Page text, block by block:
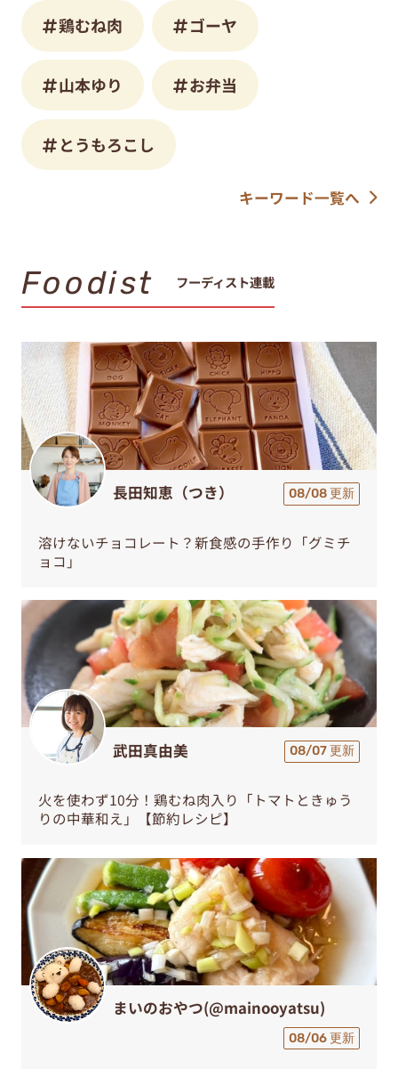
鶏むね肉 ゴーヤ
山本ゆり お弁当
とうもろこし
キーワード一覧へ
Foodist フーディスト連載
長田知恵（つき） 08/08 更新
溶けないチョコレート？新食感の手作り「グミチ
ョコ」
武田真由美 08/07 更新
火を使わず10分！鶏むね肉入り「トマトときゅう
りの中華和え」【節約レシピ】
まいのおやつ(@mainooyatsu)
08/06 更新